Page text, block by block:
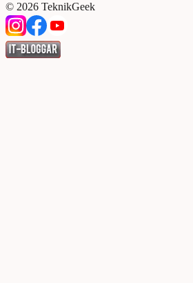
© 2026 TeknikGeek